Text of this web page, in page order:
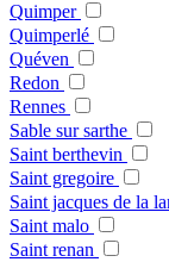
Quimper
Quimperlé
Quéven
Redon
Rennes
Sable sur sarthe
Saint berthevin
Saint gregoire
Saint jacques de la
Saint malo
Saint renan